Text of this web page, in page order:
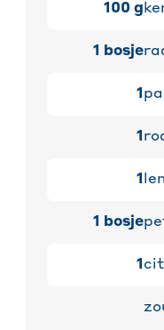
100 g
1 bosje
1
1
1
1 bosje
1